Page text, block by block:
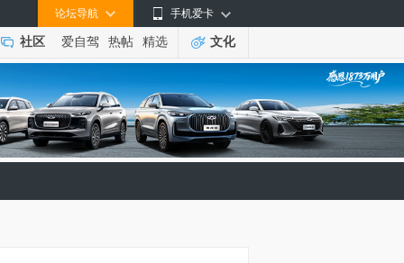
手机爱卡
论坛导航
社区 爱自驾 热帖 精选 文化